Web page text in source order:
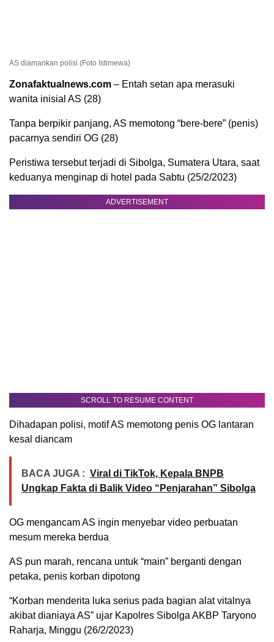
AS diamankan polisi (Foto Istimewa)
Zonafaktualnews.com – Entah setan apa merasuki
wanita inisial AS (28)
Tanpa berpikir panjang, AS memotong “bere-bere” (penis)
pacarnya sendiri OG (28)
Peristiwa tersebut terjadi di Sibolga, Sumatera Utara, saat
keduanya menginap di hotel pada Sabtu (25/2/2023)
ADVERTISEMENT
SCROLL TO RESUME CONTENT
Dihadapan polisi, motif AS memotong penis OG lantaran
kesal diancam
BACA JUGA : Viral di TikTok, Kepala BNPB
Ungkap Fakta di Balik Video “Penjarahan” Sibolga
OG mengancam AS ingin menyebar video perbuatan
mesum mereka berdua
AS pun marah, rencana untuk “main” berganti dengan
petaka, penis korban dipotong
“Korban menderita luka serius pada bagian alat vitalnya
akibat dianiaya AS” ujar Kapolres Sibolga AKBP Taryono
Raharja, Minggu (26/2/2023)